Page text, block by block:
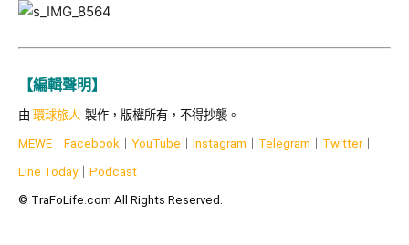
【編輯聲明】
由 環球旅人 製作，版權所有，不得抄襲。
MEWE Facebook YouTube Instagram Telegram Twitter｜
Line Today｜ Podcast
© TraFoLife.com All Rights Reserved.